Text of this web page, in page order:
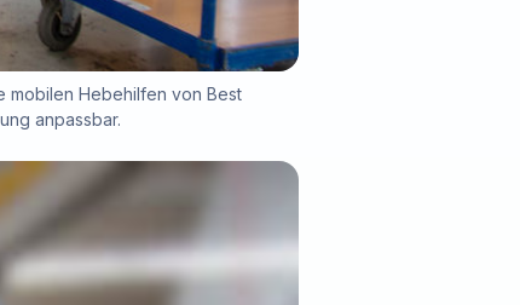
mobilen Hebehilfen von Best
anpassbar.